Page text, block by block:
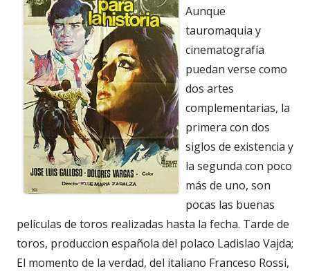
Aunque
tauromaquia y
cinematografía
puedan verse como
dos artes
complementarias, la
primera con dos
siglos de existencia y
la segunda con poco
más de uno, son
pocas las buenas
películas de toros realizadas hasta la fecha. Tarde de
toros, produccion española del polaco Ladislao Vajda;
El momento de la verdad, del italiano Franceso Rossi,